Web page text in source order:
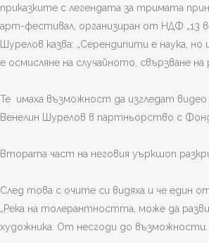
приказките с легендата за тримата
арт-фестивал, организиран от НДФ „13
Шурелов казва: „Серендипити е наука,
е осмисляне на случайното, свързване на
Те имаха възможност да изгледат
Венелин Шурелов в партньорство с
Втората част на неговия уъркшоп
След това с очите си видяха и че един
„Река на толерантността, може да
художника. От несгоди до